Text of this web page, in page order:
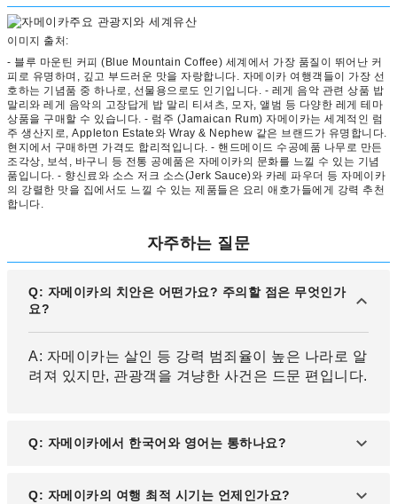
이미지 출처:
- 블루 마운틴 커피 (Blue Mountain Coffee) 세계에서 가장 품질이 뛰어난 커
피로 유명하며, 깊고 부드러운 맛을 자랑합니다. 자메이카 여행객들이 가장 선
호하는 기념품 중 하나로, 선물용으로도 인기입니다. - 레게 음악 관련 상품 밥
말리와 레게 음악의 고장답게 밥 말리 티셔츠, 모자, 앨범 등 다양한 레게 테마
상품을 구매할 수 있습니다. - 럼주 (Jamaican Rum) 자메이카는 세계적인 럼
주 생산지로, Appleton Estate와 Wray & Nephew 같은 브랜드가 유명합니다.
현지에서 구매하면 가격도 합리적입니다. - 핸드메이드 수공예품 나무로 만든
조각상, 보석, 바구니 등 전통 공예품은 자메이카의 문화를 느낄 수 있는 기념
품입니다. - 향신료와 소스 저크 소스(Jerk Sauce)와 카레 파우더 등 자메이카
의 강렬한 맛을 집에서도 느낄 수 있는 제품들은 요리 애호가들에게 강력 추천
합니다.
자주하는 질문
Q: 자메이카의 치안은 어떤가요? 주의할 점은 무엇인가
요?
A: 자메이카는 살인 등 강력 범죄율이 높은 나라로 알
려져 있지만, 관광객을 겨냥한 사건은 드문 편입니다.
Q: 자메이카에서 한국어와 영어는 통하나요?
A: 자메이카는 영어를 공용어로 사용하며, 특히 관광
Q: 자메이카의 여행 최적 시기는 언제인가요?